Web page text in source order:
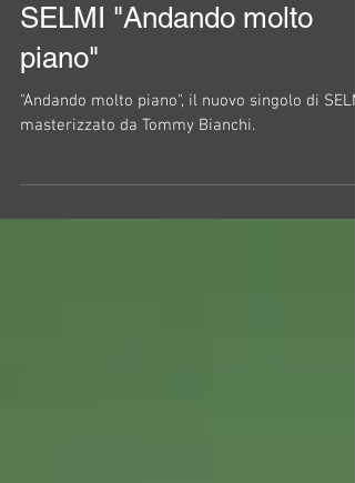
SELMI "Andando molto
piano"
"Andando molto piano", il nuovo singolo di
masterizzato da Tommy Bianchi.